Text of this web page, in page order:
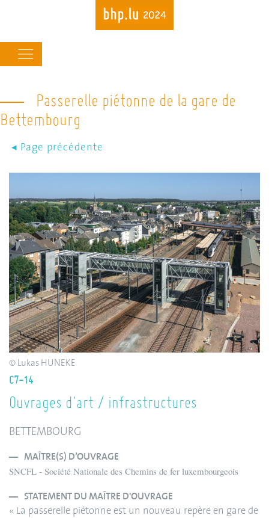
Skip
to
navigation
Passerelle piétonne de la gare de
Bettembourg
C7-14
Ouvrages d'art / infrastructures
BETTEMBOURG
MAÎTRE(S) D’OUVRAGE
SNCFL - Société Nationale des Chemins de fer luxembourgeois
STATEMENT DU MAÎTRE D'OUVRAGE
« La passerelle piétonne est un nouveau repère en gare de
© Lukas HUNEKE